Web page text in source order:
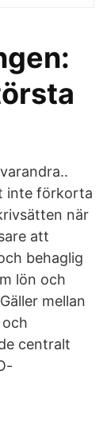
inte förkorta
när
att
behaglig
lön och
mellan
centralt